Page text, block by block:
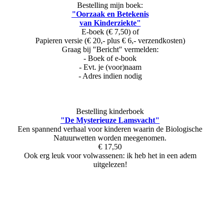
Bestelling mijn boek:
"Oorzaak en Betekenis
van Kinderziekte"
E-boek (€ 7,50) of
Papieren versie (€ 20,- plus € 6,- verzendkosten)
Graag bij "Bericht" vermelden:
- Boek of e-book
- Evt. je (voor)naam
- Adres indien nodig
Bestelling kinderboek
"De Mysterieuze Lamsvacht"
Een spannend verhaal voor kinderen waarin de Biologische
Natuurwetten worden meegenomen.
€ 17,50
Ook erg leuk voor volwassenen: ik heb het in een adem
uitgelezen!